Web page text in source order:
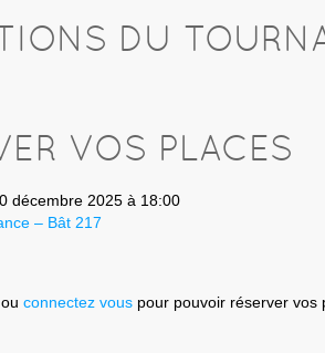
DU
VOS PLACES
décembre 2025 à 18:00
– Bât 217
ou connectez vous pour pouvoir réserver vos